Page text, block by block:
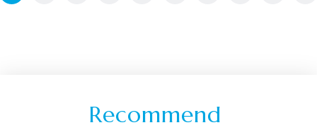
Recommend